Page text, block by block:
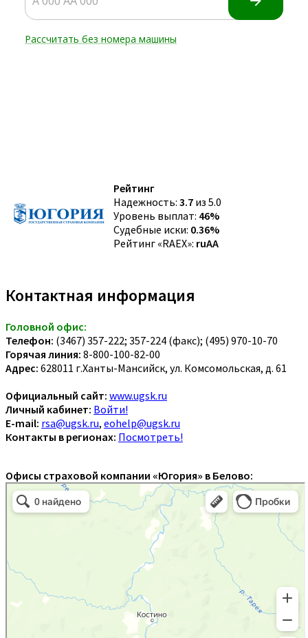
Рейтинг
Надежность: 3.7 из 5.0
Уровень выплат: 46%
Судебные иски: 0.36%
Рейтинг «RAEX»: ruAA
Контактная информация
Головной офис:
Телефон: (3467) 357-222; 357-224 (факс); (495) 970-10-70
Горячая линия: 8-800-100-82-00
Адрес: 628011 г.Ханты-Мансийск, ул. Комсомольская, д. 61
Официальный сайт: www.ugsk.ru
Личный кабинет: Войти!
E-mail: rsa@ugsk.ru, eohelp@ugsk.ru
Контакты в регионах: Посмотреть!
Офисы страховой компании «Югория» в Белово: